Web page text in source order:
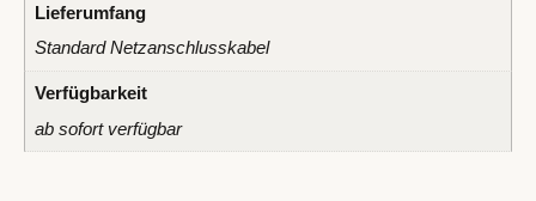
Lieferumfang
Standard Netzanschlusskabel
Verfügbarkeit
ab sofort verfügbar